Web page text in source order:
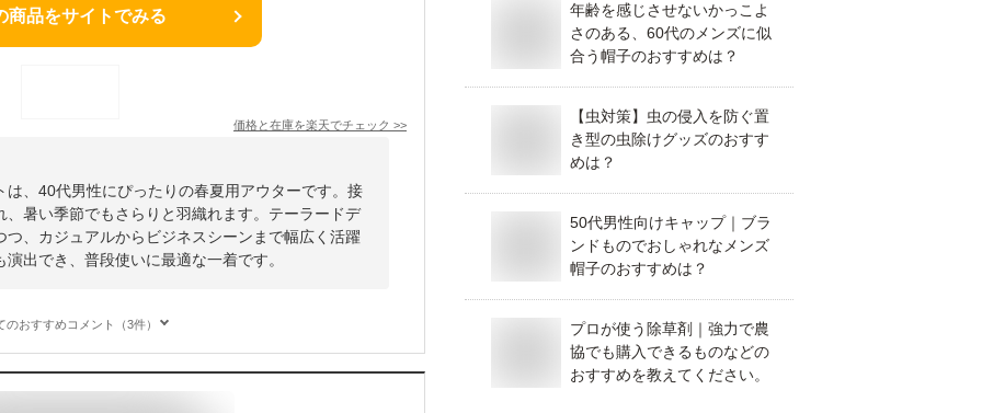
商品をサイトでみる
価格と在庫を楽天でチェック >>
、40代男性にぴったりの春夏用アウターです。接
暑い季節でもさらりと羽織れます。テーラードデ
、カジュアルからビジネスシーンまで幅広く活躍
出でき、普段使いに最適な一着です。
のおすすめコメント（3件）
年齢を感じさせないかっこよ
さのある、60代のメンズに似
合う帽子のおすすめは？
【虫対策】虫の侵入を防ぐ置
き型の虫除けグッズのおすす
めは？
50代男性向けキャップ｜ブラ
ンドものでおしゃれなメンズ
帽子のおすすめは？
プロが使う除草剤｜強力で農
協でも購入できるものなどの
おすすめを教えてください。